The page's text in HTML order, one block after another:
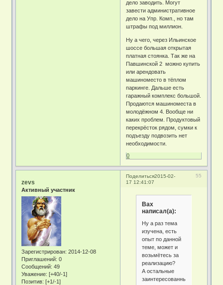
дело заводить. Могут
завести административное
дело на Упр. Комп., но там
штрафы под миллион.
Ну а чего, через Ильинское
шоссе большая открытая
платная стоянка. Так же на
Павшинской 2 можно купить
или арендовать
машиноместо в тёплом
паркинге. Дальше есть
гаражный комплекс большой.
Продаются машиноместа в
молодёжном 4. Вообще ни
каких проблем. Продуктовый
перекрёсток рядом, сумки к
подъезду подвозить нет
необходимости.
0
Поделиться 55
2015-02-
17 12:41:07
zevs
Активный участник
Зарегистрирован: 2014-12-08
Приглашений: 0
Сообщений: 49
Уважение: [+40/-1]
Позитив: [+1/-1]
Bax
написал(а):
Ну а раз тема
изучена, есть
опыт по данной
теме, может и
возьмётесь за
реализацию?
А остальные
заинтересованные